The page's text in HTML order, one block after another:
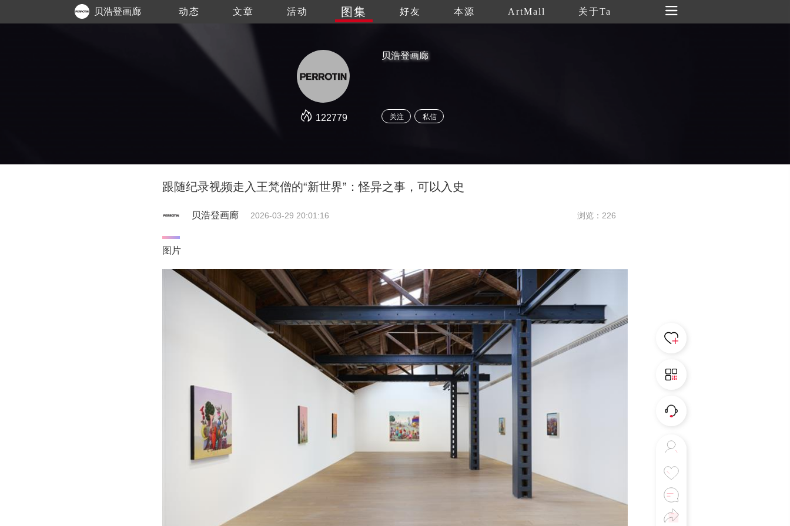
贝浩登画廊 动态 文章 活动 图集 好友 本源 ArtMall 关于Ta
122779
贝浩登画廊
关注 私信
跟随纪录视频走入王梵僧的“新世界”：怪异之事，可以入史
贝浩登画廊 2026-03-29 20:01:16 浏览：226
图片